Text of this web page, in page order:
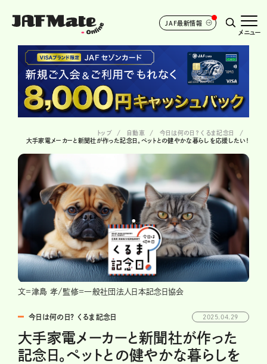
JAF最新情報
メニュー
トップ 自動車
今日は何の日？ くるま記念日
大手家電メーカーと新聞社が作った記念日。ペットとの健やかな暮らしを応援したい！
文=津島 孝/監修=一般社団法人日本記念日協会
今日は何の日？ くるま記念日 2025.04.29
大手家電メーカーと新聞社が作った
記念日。ペットとの健やかな暮らしを